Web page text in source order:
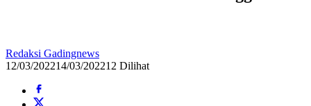
Redaksi Gadingnews
12/03/202214/03/202212 Dilihat